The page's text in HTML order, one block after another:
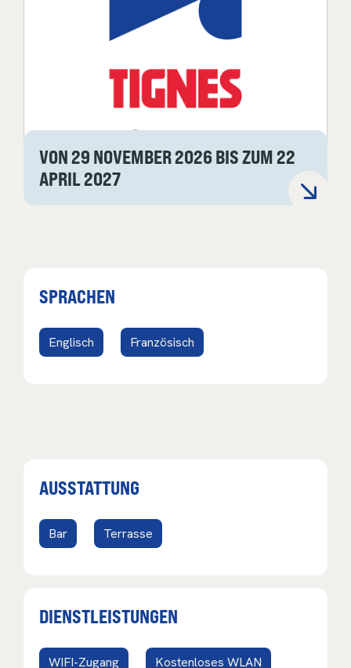
VON 29 NOVEMBER 2026 BIS ZUM 22
APRIL 2027
SPRACHEN
Englisch Französisch
AUSSTATTUNG
Bar Terrasse
DIENSTLEISTUNGEN
WIFI-Zugang Kostenloses WLAN